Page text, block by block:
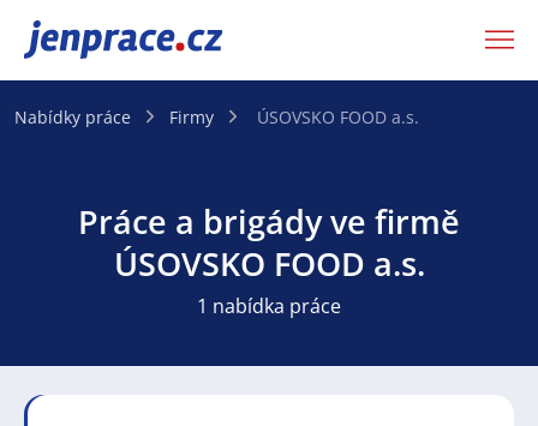
JenPráce.cz
Nabídky práce Firmy ÚSOVSKO FOOD a.s.
Práce a brigády ve firmě
ÚSOVSKO FOOD a.s.
1 nabídka práce